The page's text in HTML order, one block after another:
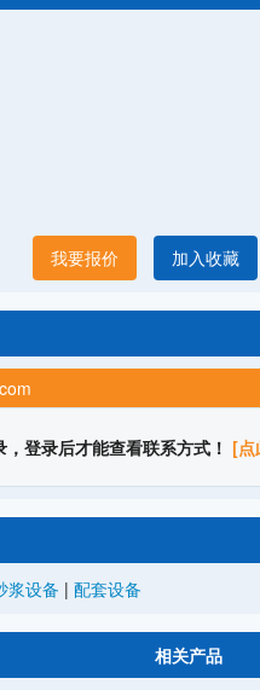
我要报价 加入收藏
登录后才能查看联系方式！ [点
浆设备 | 配套设备
相关产品